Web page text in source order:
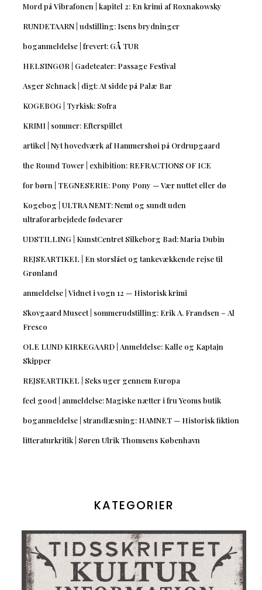
Mord på Vibrafonen | kapitel 2: En krimi af Roxnakowsky
RUNDETAARN | udstilling: Isens brydninger
boganmeldelse | frevert: GÅ TUR
HELSINGØR | Gadeteater: Passage Festival
Asger Schnack | digt: At sidde på Palæ Bar
KOGEBOG | Tyrkisk: Sofra
KRIMI | sommer: Efterspillet
artikel | Nyt hovedværk af Hammershøi på Ordrupgaard
the Round Tower | exhibition: REFRACTIONS OF ICE
for børn | TEGNESERIE: Pony Pony — Vær nuttet eller dø
Kogebog | ULTRA NEMT: Nemt og sundt uden
ultraforarbejdede fødevarer
UDSTILLING | KunstCentret Silkeborg Bad: Maria Dubin
REJSEARTIKEL | En storslået og tankevækkende rejse til
Grønland
anmeldelse | Vidnet i vogn 12 — Historisk krimi
Skovgaard Museet | sommerudstilling: Erik A. Frandsen – Al
Fresco
OLE LUND KIRKEGAARD | Anmeldelse: Kalle og Kaptajn
Skipper
REJSEARTIKEL | Seks uger gennem Europa
feel good | anmeldelse: Magiske nætter i fru Yeoms butik
boganmeldelse | strandlæsning: HAMNET — Historisk fiktion
litteraturkritik | Søren Ulrik Thomsens København
KATEGORIER